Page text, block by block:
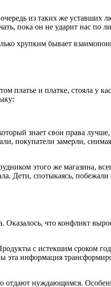
из таких же
пока он не ударит нас по
хрупким бывает
платье и платке, стояла у
знает свои права лучше,
покупатели замерли,
этого же магазина,
Дети, спотыкаясь, побежали
что конфликт
с истекшим сроком
эта информация
отдают нуждающимся.